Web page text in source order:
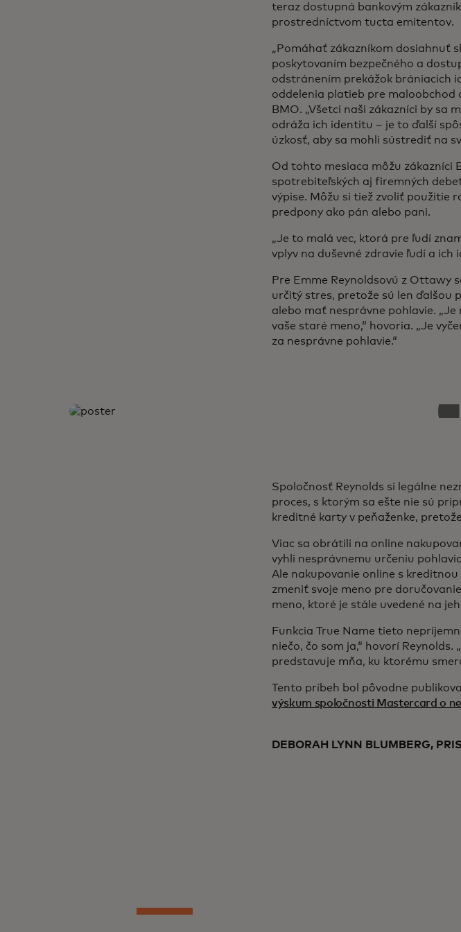
teraz dostupná bankovým
prostredníctvom tucta emitentov.
„Pomáhať zákazníkom dosiahnuť
poskytovaním bezpečného a
odstránením prekážok brániacich
oddelenia platieb pre maloobchod
BMO. „Všetci naši zákazníci by sa
odráža ich identitu – je to ďalší
úzkosť, aby sa mohli sústrediť na
Od tohto mesiaca môžu zákazníci
spotrebiteľských aj firemných
výpise. Môžu si tiež zvoliť použitie
predpony ako pán alebo pani.
„Je to malá vec, ktorá pre ľudí
vplyv na duševné zdravie ľudí a ich
Pre Emme Reynoldsovú z Ottawy
určitý stres, pretože sú len ďalšou
alebo mať nesprávne pohlavie.
vaše staré meno,“ hovoria. „Je
za nesprávne pohlavie.“
Spoločnosť Reynolds si legálne
proces, s ktorým sa ešte nie sú
kreditné karty v peňaženke,
Viac sa obrátili na online
vyhli nesprávnemu určeniu
Ale nakupovanie online s
zmeniť svoje meno pre
meno, ktoré je stále uvedené na
Funkcia True Name tieto
niečo, čo som ja,“ hovorí
predstavuje mňa, ku ktorému
Tento príbeh bol pôvodne
výskum spoločnosti Mastercard o
DEBORAH LYNN BLUMBERG,